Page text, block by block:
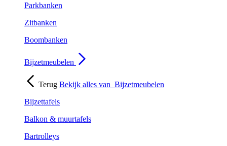
Parkbanken
Zitbanken
Boombanken
Bijzetmeubelen
Terug Bekijk alles van Bijzetmeubelen
Bijzettafels
Balkon & muurtafels
Bartrolleys